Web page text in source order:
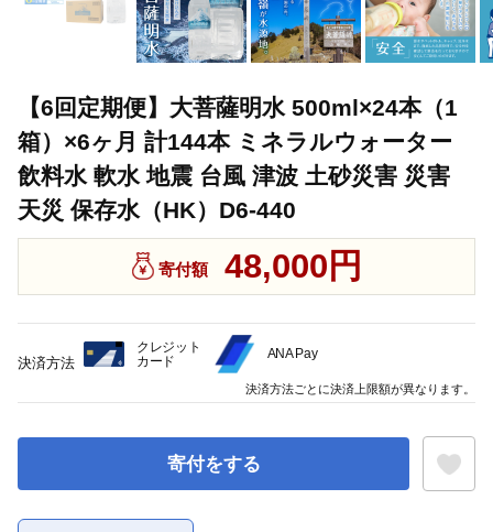
【6回定期便】大菩薩明水 500ml×24本（1
箱）×6ヶ月 計144本 ミネラルウォーター
飲料水 軟水 地震 台風 津波 土砂災害 災害
天災 保存水（HK）D6-440
寄付額 48,000円
寄付をする
決済方法
クレジット
カード
ANA Pay
決済方法ごとに決済上限額が異なります。